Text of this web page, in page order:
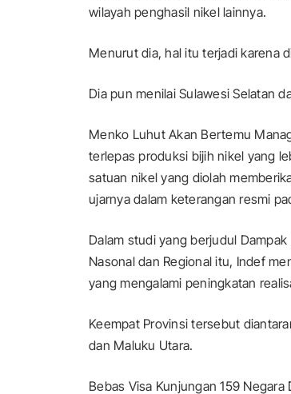
wilayah penghasil nikel lainnya.
Menurut dia, hal itu terjadi karena
Dia pun menilai Sulawesi Selatan
Menko Luhut Akan Bertemu
terlepas produksi bijih nikel yang
satuan nikel yang diolah
ujarnya dalam keterangan resmi
Dalam studi yang berjudul
Nasonal dan Regional itu, Indef
yang mengalami peningkatan
Keempat Provinsi tersebut
dan Maluku Utara.
Bebas Visa Kunjungan 159